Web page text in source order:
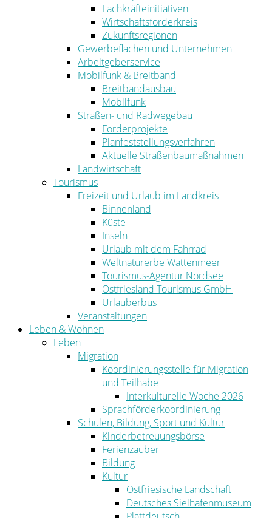
Fachkräfteinitiativen
Wirtschaftsförderkreis
Zukunftsregionen
Gewerbeflächen und Unternehmen
Arbeitgeberservice
Mobilfunk & Breitband
Breitbandausbau
Mobilfunk
Straßen- und Radwegebau
Förderprojekte
Planfeststellungsverfahren
Aktuelle Straßenbaumaßnahmen
Landwirtschaft
Tourismus
Freizeit und Urlaub im Landkreis
Binnenland
Küste
Inseln
Urlaub mit dem Fahrrad
Weltnaturerbe Wattenmeer
Tourismus-Agentur Nordsee
Ostfriesland Tourismus GmbH
Urlauberbus
Veranstaltungen
Leben & Wohnen
Leben
Migration
Koordinierungsstelle für Migration
und Teilhabe
Interkulturelle Woche 2026
Sprachförderkoordinierung
Schulen, Bildung, Sport und Kultur
Kinderbetreuungsbörse
Ferienzauber
Bildung
Kultur
Ostfriesische Landschaft
Deutsches Sielhafenmuseum